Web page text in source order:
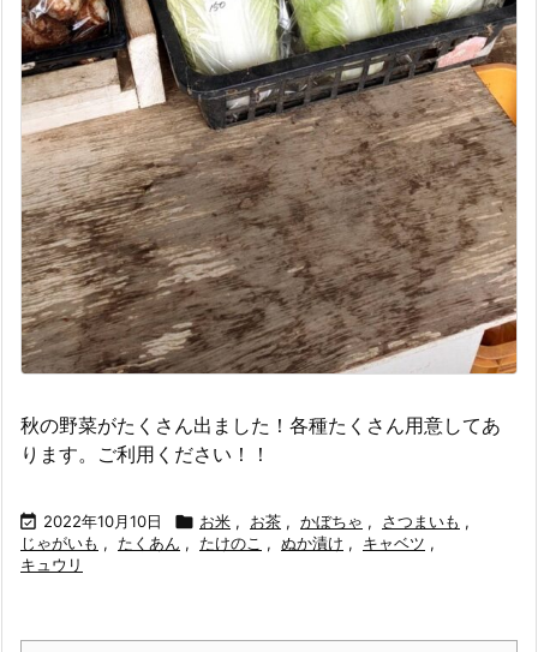
秋の野菜がたくさん出ました！各種たくさん用意してあ
ります。ご利用ください！！
 2022年10月10日  お米 , お茶 , かぼちゃ , さつまいも ,
じゃがいも , たくあん , たけのこ , ぬか漬け , キャベツ ,
キュウリ